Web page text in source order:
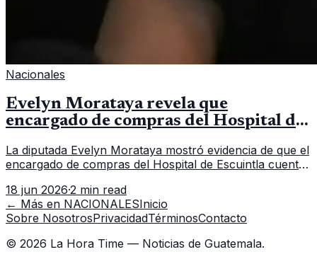
Nacionales
Evelyn Morataya revela que
encargado de compras del Hospital de
La diputada Evelyn Morataya mostró evidencia de que el
encargado de compras del Hospital de Escuintla cuenta
capacitación en la capital.
18 jun 2026·2 min read
← Más en NACIONALESInicio
Sobre NosotrosPrivacidadTérminosContacto
© 2026 La Hora Time — Noticias de Guatemala.